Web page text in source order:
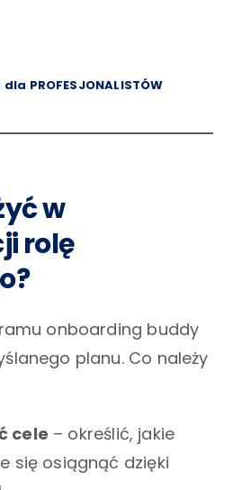
PROFESJONALISTÓW
w
rolę
onboarding buddy
planu. Co należy
cele – określić, jakie
się osiągnąć dzięki